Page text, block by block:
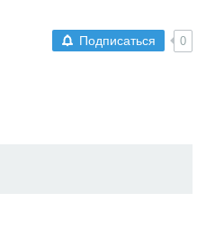
Подписаться 0